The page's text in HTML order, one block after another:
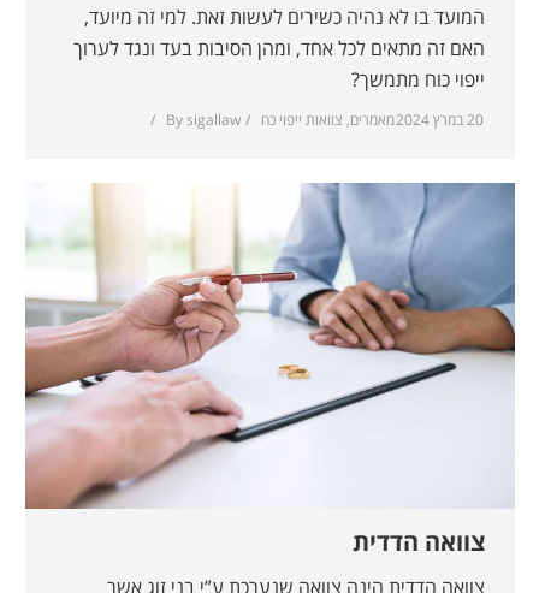
המועד בו לא נהיה כשירים לעשות זאת. למי זה מיועד,
האם זה מתאים לכל אחד, ומהן הסיבות בעד ונגד לערוך
ייפוי כוח מתמשך?
20 במרץ 2024 מאמרים, צוואות ייפוי כח By sigallaw
צוואה הדדית
צוואה הדדית הינה צוואה שנערכת ע”י בני זוג אשר